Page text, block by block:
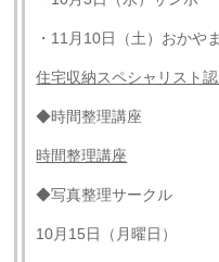
・11月10日（土）おかや
住宅収納スペシャリスト
◆時間整理講座
時間整理講座
◆写真整理サークル
10月15日（月曜日）